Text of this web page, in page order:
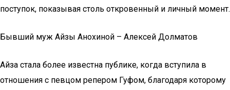
поступок, показывая столь откровенный и личный момент.
Бывший муж Айзы Анохиной – Алексей Долматов
Айза стала более известна публике, когда вступила в
отношения с певцом репером Гуфом, благодаря которому